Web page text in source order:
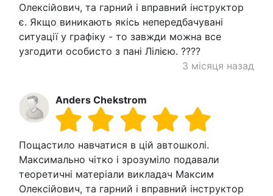
Олексійович, та гарний і вправний інструктор
є. Якщо виникають якісь непередбачувані
ситуації у графіку - то завжди можна все
узгодити особисто з пані Лілією. ????
3 місяця назад
Anders Chekstrom
Пощастило навчатися в цій автошколі.
Максимально чітко і зрозуміло подавали
теоретичні матеріали викладач Максим
Олексійович, та гарний і вправний інструктор